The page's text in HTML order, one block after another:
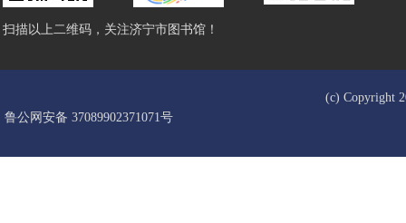
扫描以上二维码，关注济宁市图书馆！
(c) Copyright
鲁公网安备 37089902371071号